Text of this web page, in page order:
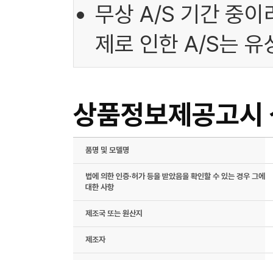
무상 A/S 기간 중이
제로 인한 A/S는 유
상품정보제공고시
품명 및 모델명
법에 의한 인증·허가 등을 받았음을 확인할 수 있는 경우 그에
대한 사항
제조국 또는 원산지
제조자